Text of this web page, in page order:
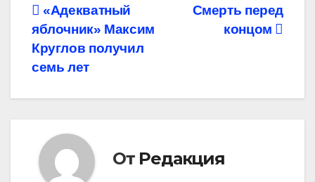
Навигация
по
записям
Смерть перед
концом
«Адекватный
яблочник» Максим
Круглов получил
семь лет
От Редакция